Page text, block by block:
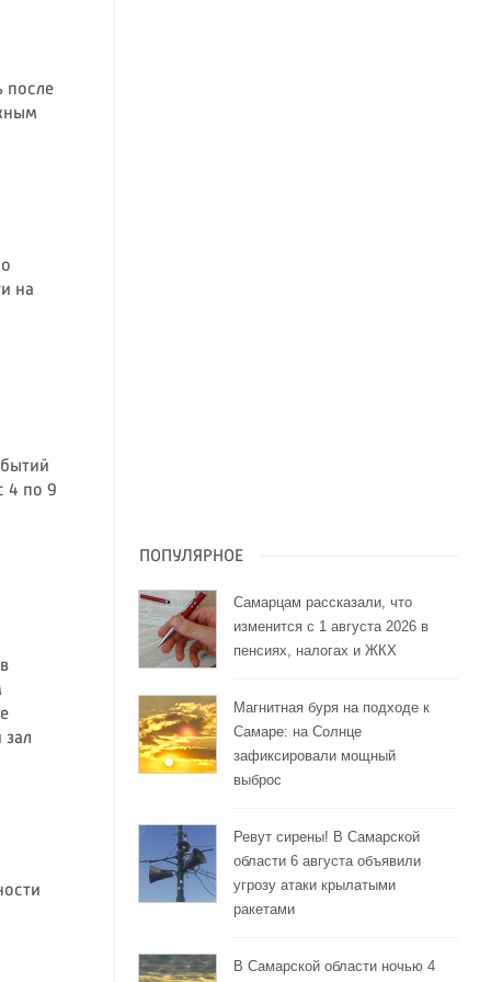
после
на
4 по 9
ПОПУЛЯРНОЕ
Самарцам рассказали, что
изменится с 1 августа 2026 в
пенсиях, налогах и ЖКХ
Магнитная буря на подходе к
Самаре: на Солнце
зафиксировали мощный
выброс
Ревут сирены! В Самарской
области 6 августа объявили
угрозу атаки крылатыми
ракетами
В Самарской области ночью 4